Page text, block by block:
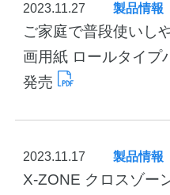
ご家庭で普段使いし
画用紙 ロールタイプ
発売
2023.11.27 製品情報
X-ZONE クロスゾー
2023.11.17 製品情報